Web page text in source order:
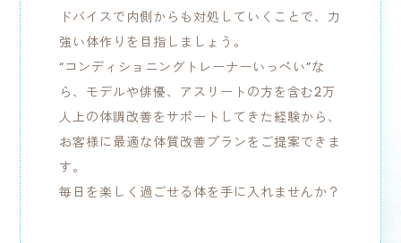
ドバイスで内側からも対処していくことで、力
強い体作りを目指しましょう。
“コンディショニングトレーナーいっぺい”な
ら、モデルや俳優、アスリートの方を含む2万
人上の体調改善をサポートしてきた経験から、
お客様に最適な体質改善プランをご提案できま
す。
毎日を楽しく過ごせる体を手に入れませんか？